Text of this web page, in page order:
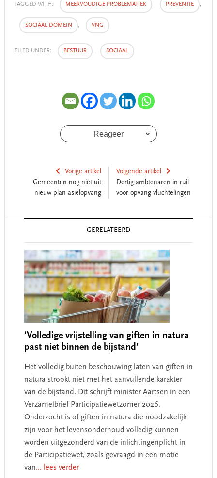
TAGGED WITH: MEERVOUDIGE PROBLEMATIEK , PREVENTIE ,
SOCIAAL DOMEIN , VNG
FILED UNDER: BESTUUR , SOCIAAL
Reageer
Vorige artikel
Gemeenten nog niet uit
nieuw plan asielopvang
Volgende artikel
Dertig ambtenaren in ruil
voor opvang vluchtelingen
GERELATEERD
‘Volledige vrijstelling van giften in natura
past niet binnen de bijstand’
Het volledig buiten beschouwing laten van giften in
natura strookt niet met het aanvullende karakter
van de bijstand. Dit schrijft minister Aartsen in een
Verzamelbrief Participatiewetzomer 2026.
Onderzocht is of giften in natura die noodzakelijk
zijn voor het levensonderhoud volledig kunnen
worden uitgezonderd van de inlichtingenplicht in
de Participatiewet, zoals gevraagd in een motie
van... lees verder